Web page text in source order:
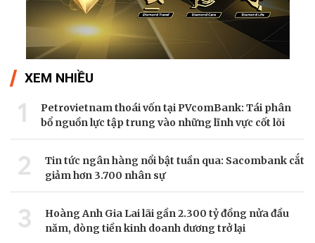
XEM NHIỀU
1
Petrovietnam thoái vốn tại PVcomBank: Tái phân
bổ nguồn lực tập trung vào những lĩnh vực cốt lõi
2
Tin tức ngân hàng nổi bật tuần qua: Sacombank cắt
giảm hơn 3.700 nhân sự
3
Hoàng Anh Gia Lai lãi gần 2.300 tỷ đồng nửa đầu
năm, dòng tiền kinh doanh dương trở lại